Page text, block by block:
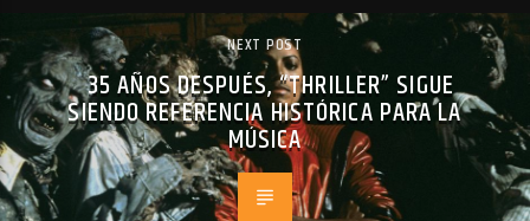
NEXT POST
35 AÑOS DESPUÉS, “THRILLER” SIGUE
SIENDO REFERENCIA HISTÓRICA PARA LA
MÚSICA